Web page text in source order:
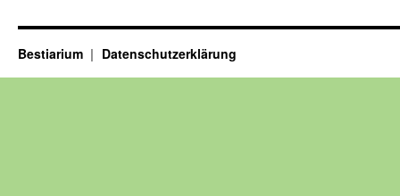
Bestiarium Datenschutzerklärung